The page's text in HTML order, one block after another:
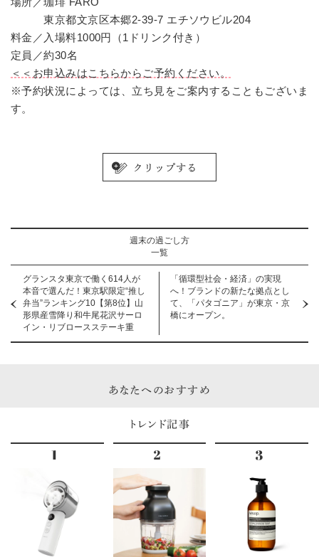
東京都文京区本郷2-39-7 エチソウビル204
料金／入場料1000円（1ドリンク付き）
定員／約30名
＜＜お申込みはこちらからご予約ください。
※予約状況によっては、立ち見をご案内することもございま
す。
週末の過ごし方
一覧
グランスタ東京で働く614人が
本音で選んだ！東京駅限定“推し
弁当”ランキング10【第8位】山
形県産雪降り和牛尾花沢サーロ
イン・リブロースステーキ重
「循環型社会・経済」の実現
へ！ブランドの新たな拠点とし
て、「パタゴニア」が東京・京
橋にオープン。
あなたへのおすすめ
トレンド記事